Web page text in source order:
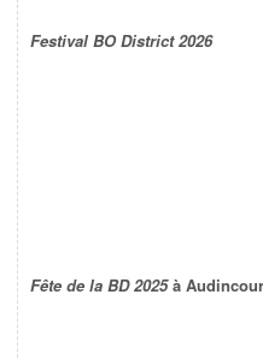
Festival BO District 2026
Fête de la BD 2025à